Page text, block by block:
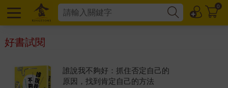
0
好書試閱
誰說我不夠好：抓住否定自己的
原因，找到肯定自己的方法